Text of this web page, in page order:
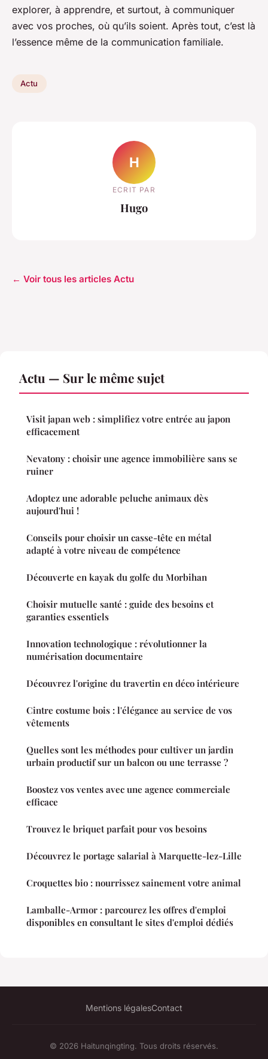
explorer, à apprendre, et surtout, à communiquer
avec vos proches, où qu’ils soient. Après tout, c’est là
l’essence même de la communication familiale.
Actu
H
ECRIT PAR
Hugo
← Voir tous les articles Actu
Actu — Sur le même sujet
Visit japan web : simplifiez votre entrée au japon
efficacement
Nevatony : choisir une agence immobilière sans se
ruiner
Adoptez une adorable peluche animaux dès
aujourd'hui !
Conseils pour choisir un casse-tête en métal
adapté à votre niveau de compétence
Découverte en kayak du golfe du Morbihan
Choisir mutuelle santé : guide des besoins et
garanties essentiels
Innovation technologique : révolutionner la
numérisation documentaire
Découvrez l'origine du travertin en déco intérieure
Cintre costume bois : l'élégance au service de vos
vêtements
Quelles sont les méthodes pour cultiver un jardin
urbain productif sur un balcon ou une terrasse ?
Boostez vos ventes avec une agence commerciale
efficace
Trouvez le briquet parfait pour vos besoins
Découvrez le portage salarial à Marquette-lez-Lille
Croquettes bio : nourrissez sainement votre animal
Lamballe-Armor : parcourez les offres d'emploi
disponibles en consultant le sites d'emploi dédiés
Mentions légalesContact
© 2026 Haitunqingting. Tous droits réservés.